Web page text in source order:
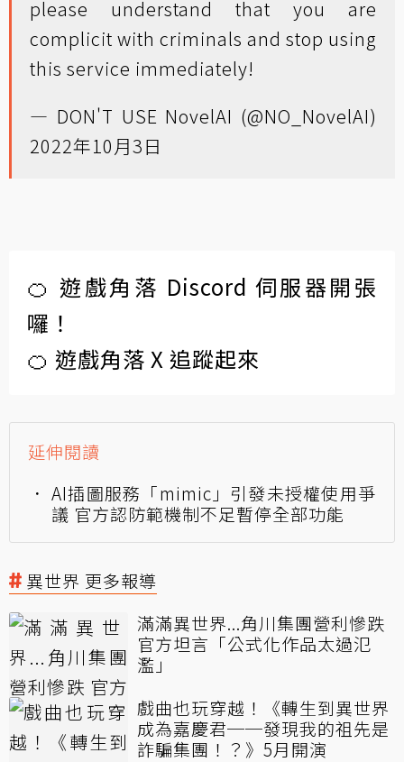
please understand that you are
complicit with criminals and stop using
this service immediately!
— DON'T USE NovelAI (@NO_NovelAI)
2022年10月3日
🍊 遊戲角落 Discord 伺服器開張
囉！
🍊 遊戲角落 X 追蹤起來
延伸閱讀
AI插圖服務「mimic」引發未授權使用爭
議 官方認防範機制不足暫停全部功能
異世界 更多報導
滿滿異世界...角川集團營利慘跌
官方坦言「公式化作品太過氾
濫」
戲曲也玩穿越！《轉生到異世界
成為嘉慶君──發現我的祖先是
詐騙集團！？》5月開演